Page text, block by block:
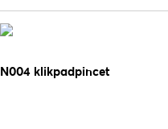
N004 klikpadpincet